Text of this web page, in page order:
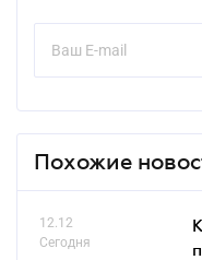
Похожие
12.12
Сегодня